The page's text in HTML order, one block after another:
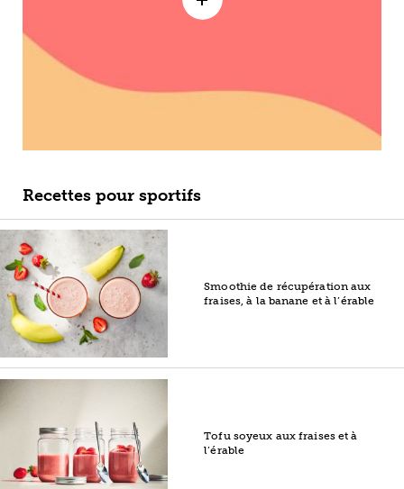
Recettes pour sportifs
Smoothie de récupération aux
fraises, à la banane et à l’érable
Tofu soyeux aux fraises et à
l’érable